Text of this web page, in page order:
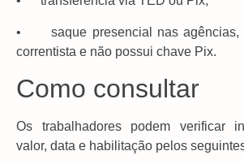
• saque presencial nas agências,
correntista e não possui chave Pix.
Como consultar
Os trabalhadores podem verificar
valor, data e habilitação pelos